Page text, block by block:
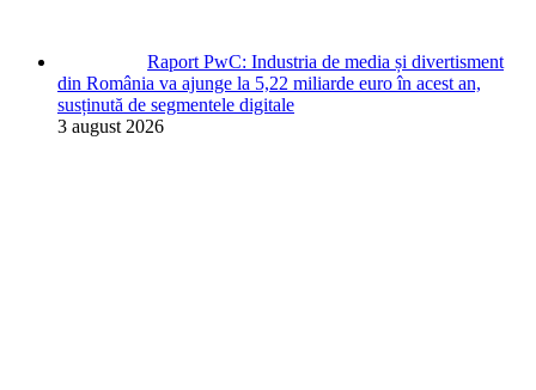
Raport PwC: Industria de media și divertisment
din România va ajunge la 5,22 miliarde euro în acest an,
susținută de segmentele digitale
3 august 2026